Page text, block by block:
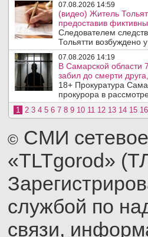
07.08.2026 14:59
(видео) Житель
предоставив
Следователем
Тольятти возбуждено
07.08.2026 14:19
В Самарской области
забил до смерти
18+ Прокуратура
прокурора в
1 2 3 4 5 6 7 8 9 10 11 12 13 14 15 16
© СМИ
«TLTgorod»
службой по
связи,